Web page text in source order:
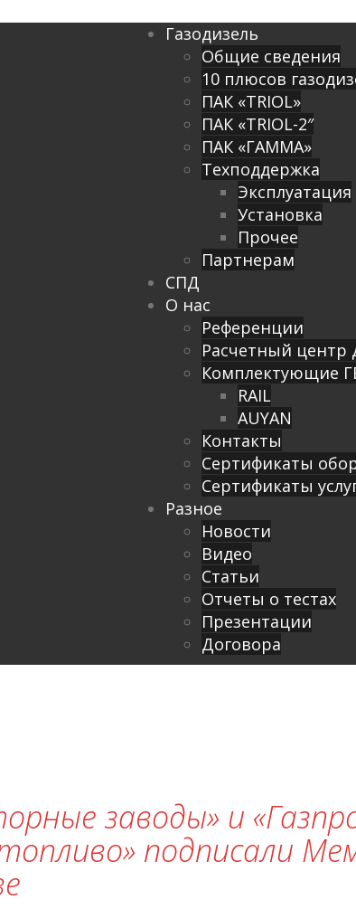
Газодизель
Общие сведения
10 плюсов
ПАК «TRIOL»
ПАК «TRIOL-2″
ПАК «ГАММА»
Техподдержка
Эксплуатация
Установка
Прочее
Партнерам
СПД
О нас
Референции
Расчетный центр
Комплектующие
RAIL
AUYAN
Контакты
Сертификаты
Сертификаты
Разное
Новости
Видео
Cтатьи
Отчеты о тестах
Презентации
Договора
заводы» и
подписали